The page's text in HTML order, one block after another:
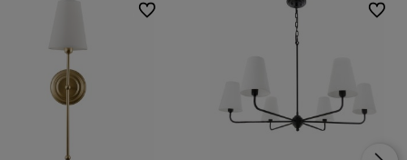
Do ulubionych Do